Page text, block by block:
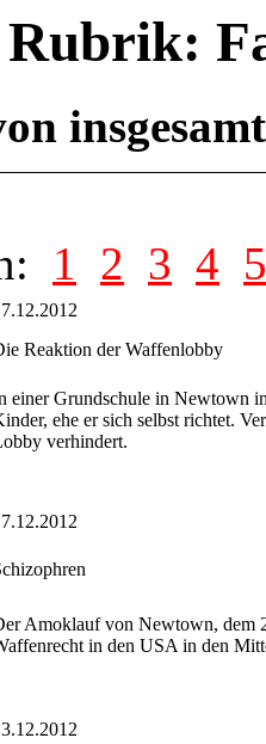
Rubrik:
1 2 3 4 5
Reaktion der Waffenlobby
einer Grundschule in Newtown
ehe er sich selbst richtet.
verhindert.
Amoklauf von Newtown, dem
in den USA in den